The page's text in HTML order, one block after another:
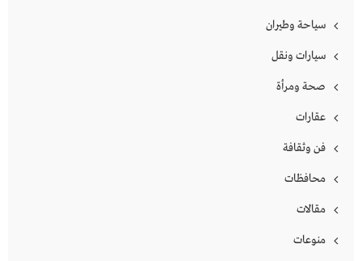
سياحة وطيران
سيارات ونقل
صحة ومرأة
عقارات
فن وثقافة
محافظات
مقالات
منوعات